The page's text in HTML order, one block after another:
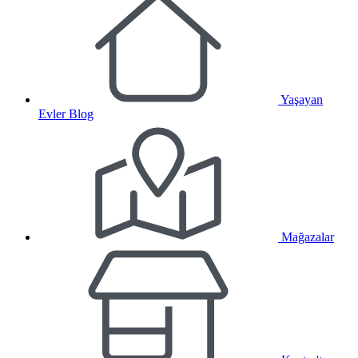
Yaşayan
Evler Blog
Mağazalar